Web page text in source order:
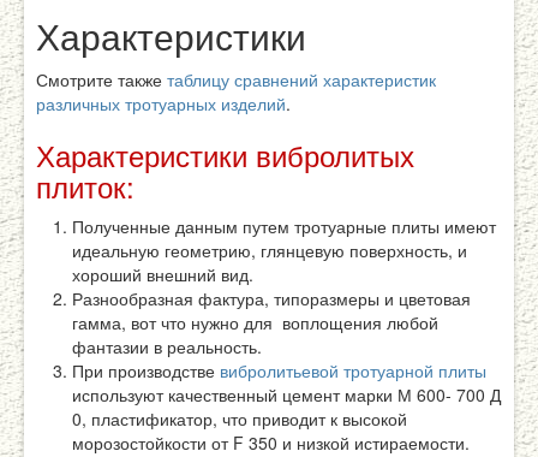
Характеристики
Смотрите также таблицу сравнений характеристик
различных тротуарных изделий.
Характеристики вибролитых
плиток:
Полученные данным путем тротуарные плиты имеют
идеальную геометрию, глянцевую поверхность, и
хороший внешний вид.
Разнообразная фактура, типоразмеры и цветовая
гамма, вот что нужно для воплощения любой
фантазии в реальность.
При производстве вибролитьевой тротуарной плиты
используют качественный цемент марки М 600- 700 Д
0, пластификатор, что приводит к высокой
морозостойкости от F 350 и низкой истираемости.